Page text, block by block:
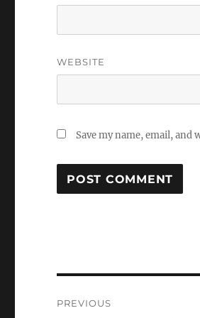
WEBSITE
Save my name, email,
PREVIOUS